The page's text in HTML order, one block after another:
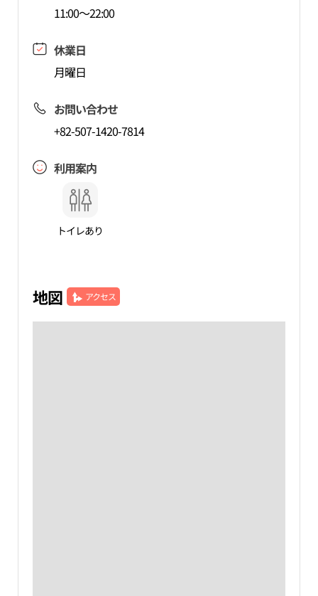
11:00～22:00
休業日
月曜日
お問い合わせ
+82-507-1420-7814
利用案内
トイレあり
地図 アクセス